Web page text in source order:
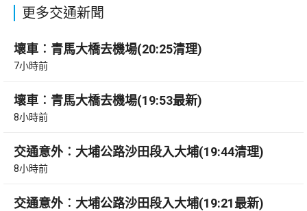
更多交通新聞
壞車︰青馬大橋去機場(20:25清理)
7小時前
壞車︰青馬大橋去機場(19:53最新)
8小時前
交通意外︰大埔公路沙田段入大埔(19:44清理)
8小時前
交通意外︰大埔公路沙田段入大埔(19:21最新)